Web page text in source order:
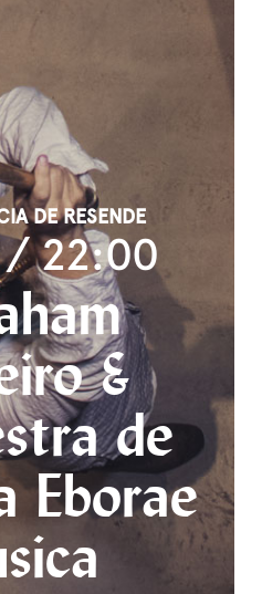
DE RESENDE
/ 22:00
&
de
Eborae